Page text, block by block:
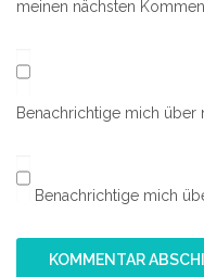
meinen nächsten
Benachrichtige mich über
Benachrichtige mich